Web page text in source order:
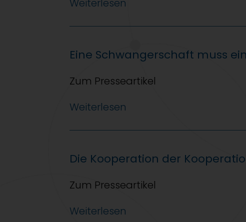
Weiterlesen
Eine Schwangerschaft muss
Zum Presseartikel
Weiterlesen
Die Kooperation der
Zum Presseartikel
Weiterlesen